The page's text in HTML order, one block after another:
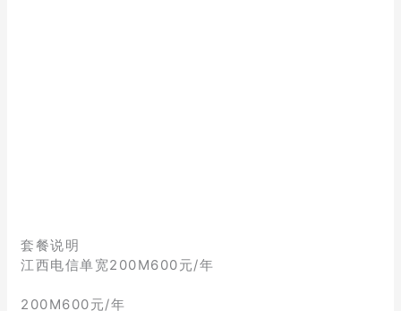
套餐说明
江西电信单宽200M600元/年
200M600元/年